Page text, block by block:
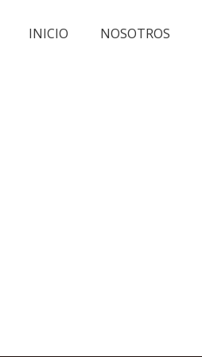
INICIO NOSOTROS